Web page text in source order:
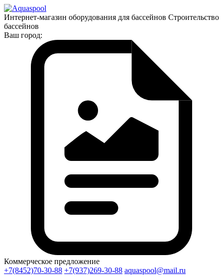
Интернет-магазин оборудования для бассейнов Строительство
бассейнов
Ваш город:
Коммерческое предложение
+7(8452)70-30-88 +7(937)269-30-88 aquaspool@mail.ru